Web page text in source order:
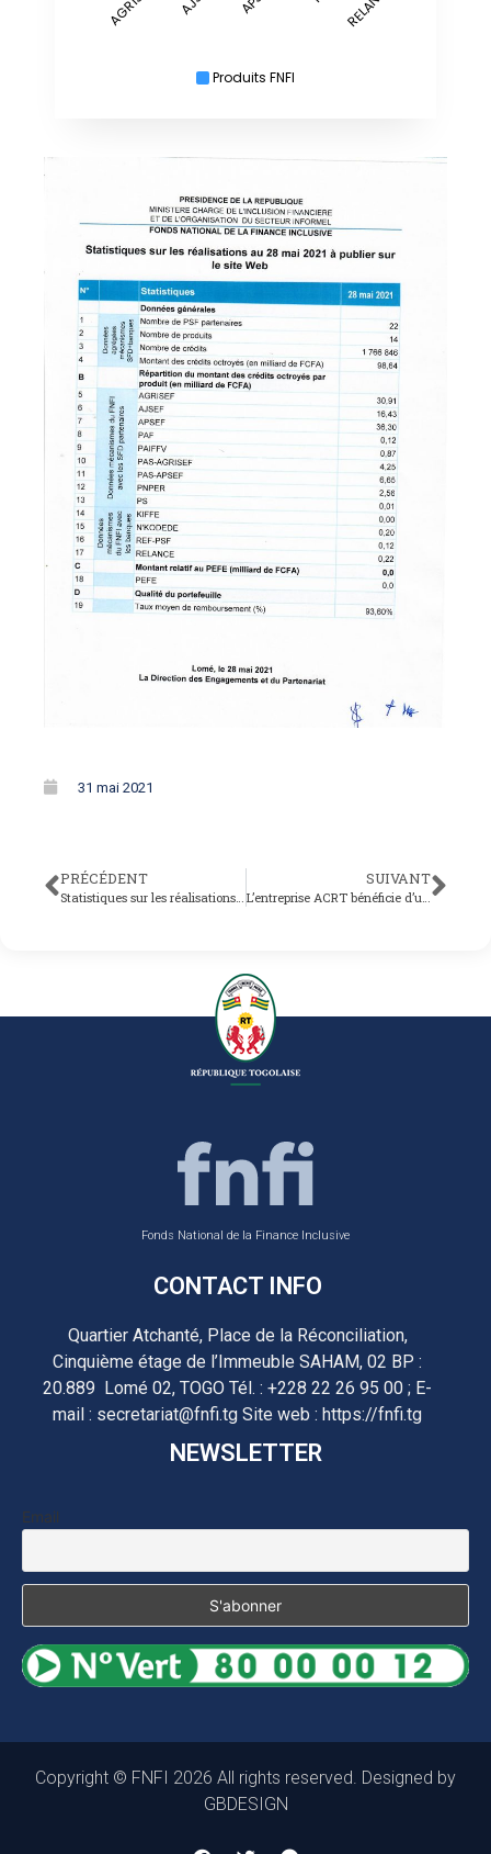
Produits FNFI
31 mai 2021
PRÉCÉDENT SUIVANT
Fonds National de la Finance Inclusive
CONTACT INFO
Quartier Atchanté, Place de la Réconciliation,
Cinquième étage de l’Immeuble SAHAM, 02 BP :
20.889 Lomé 02, TOGO Tél. : +228 22 26 95 00 ; E-
mail : secretariat@fnfi.tg Site web : https://fnfi.tg
NEWSLETTER
Email
Copyright © FNFI 2026 All rights reserved. Designed by
GBDESIGN